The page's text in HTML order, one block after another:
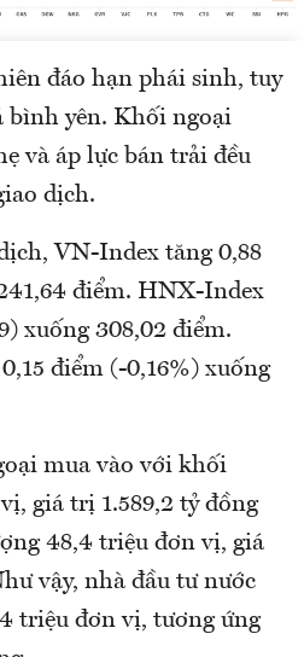
đáo hạn phái sinh, tuy
yên. Khối ngoại
và áp lực bán trải đều
dịch.
VN-Index tăng 0,88
điểm. HNX-Index
xuống 308,02 điểm.
điểm (-0,16%) xuống
mua vào với khối
giá trị 1.589,2 tỷ đồng
48,4 triệu đơn vị, giá
vậy, nhà đầu tư nước
triệu đơn vị, tương ứng